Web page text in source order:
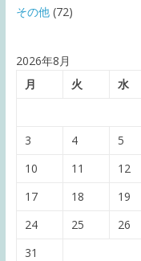
その他(72)
2026年8月
月
火 水
3
4 5
10
11 12
17
18 19
24
25 26
31